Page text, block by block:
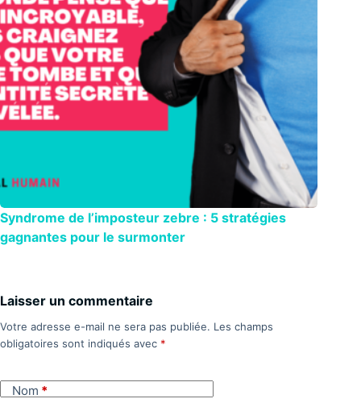
Syndrome de l’imposteur zebre : 5 stratégies
gagnantes pour le surmonter
Laisser un commentaire
Votre adresse e-mail ne sera pas publiée. Les champs
obligatoires sont indiqués avec *
Nom *